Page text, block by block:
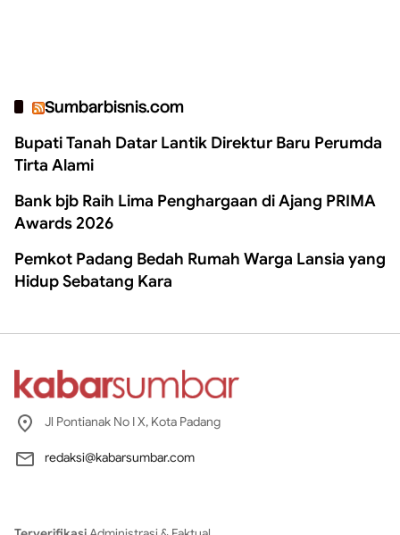
Sumbarbisnis.com
Bupati Tanah Datar Lantik Direktur Baru Perumda
Tirta Alami
Bank bjb Raih Lima Penghargaan di Ajang PRIMA
Awards 2026
Pemkot Padang Bedah Rumah Warga Lansia yang
Hidup Sebatang Kara
Jl Pontianak No I X, Kota Padang
redaksi@kabarsumbar.com